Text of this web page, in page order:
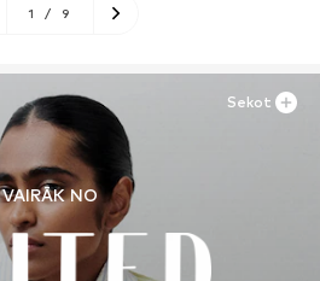
1 / 9
VAIRĀK NO
Sekot